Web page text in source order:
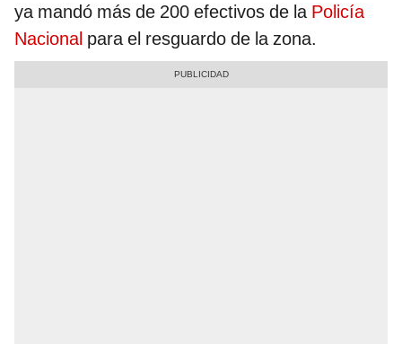
ya mandó más de 200 efectivos de la Policía
Nacional para el resguardo de la zona.